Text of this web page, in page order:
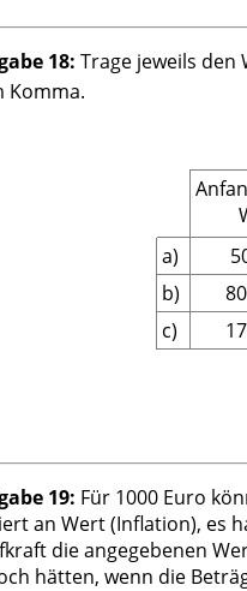
18: Trage jeweils den
Komma.
a)
b)
c)
19: Für 1000 Euro
an Wert (Inflation), es
die angegebenen
hätten, wenn die